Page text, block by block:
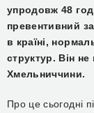
упродовж 48
превентивний
в країні,
структур. Він
Хмельниччини.
Про це сьогодні